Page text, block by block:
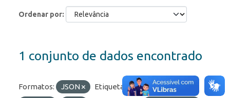
Ordenar por
1 conjunto de dados encontrado
Formatos: JSON Etiquetas:
economia